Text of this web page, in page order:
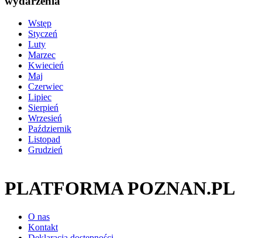
Wstęp
Styczeń
Luty
Marzec
Kwiecień
Maj
Czerwiec
Lipiec
Sierpień
Wrzesień
Październik
Listopad
Grudzień
PLATFORMA POZNAN.PL
O nas
Kontakt